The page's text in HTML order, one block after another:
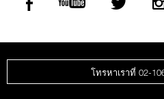
โทรหาเราที่ 02-